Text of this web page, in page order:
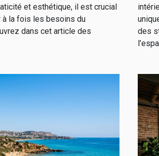
et esthétique, il est crucial
à la fois les besoins du
dans cet article des
des